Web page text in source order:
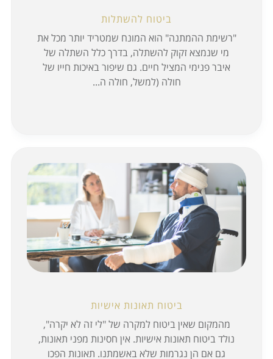
ביטוח להשתלות
"רשימת ההמתנה" הוא המונח שמטריד יותר מכל את
מי שנמצא זקוק להשתלה, בדרך כלל השתלה של
איבר פנימי המציל חיים. גם שיפור באיכות חייו של
חולה (למשל, חולה ה...
ביטוח תאונות אישיות
מהמקום שאין ביטוח למקרה של "לי זה לא יקרה",
נולד ביטוח תאונות אישיות. אין חסינות מפני תאונות,
גם אם הן נגרמות שלא באשמתנו. תאונות הפכו